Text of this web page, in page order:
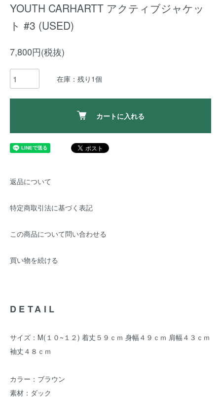
YOUTH CARHARTT アクティブジャケッ
ト #3 (USED)
7,800円(税抜)
在庫：残り1個
カートに入れる
返品について
特定商取引法に基づく表記
この商品について問い合わせる
買い物を続ける
DETAIL
サイズ：M(１０~１２) 着丈５９ｃｍ 身幅４９ｃｍ 肩幅４３ｃｍ
袖丈４８ｃｍ
カラー：ブラウン
素材：ダック